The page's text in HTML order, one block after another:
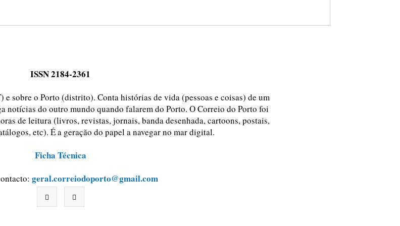
ISSN 2184-2361
sobre o Porto (distrito). Conta histórias de vida (pessoas e coisas) de um
notícias do outro mundo quando falarem do Porto. O Correio do Porto foi
de leitura (livros, revistas, jornais, banda desenhada, cartoons, postais,
etc). É a geração do papel a navegar no mar digital.
Ficha Técnica
geral.correiodoporto@gmail.com